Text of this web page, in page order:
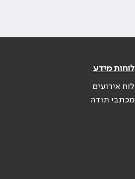
לוחות מידע
לוח אירועים
מכתבי תודה